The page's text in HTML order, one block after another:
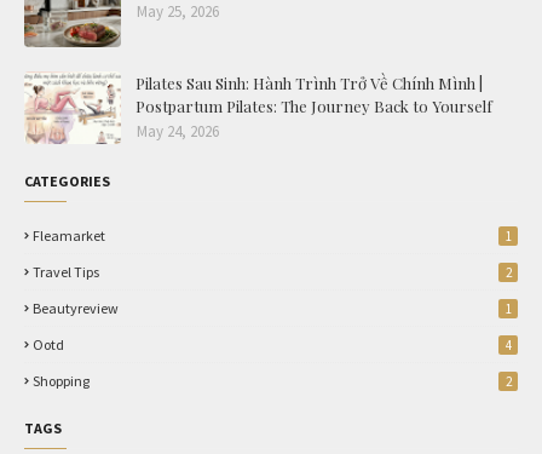
May 25, 2026
Pilates Sau Sinh: Hành Trình Trở Về Chính Mình |
Postpartum Pilates: The Journey Back to Yourself
May 24, 2026
CATEGORIES
Fleamarket 1
Travel Tips 2
Beautyreview 1
Ootd 4
Shopping 2
TAGS